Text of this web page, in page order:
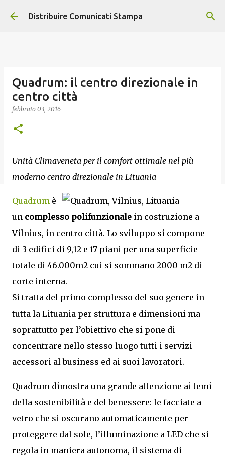
Passa ai contenuti principali
Distribuire Comunicati Stampa
Quadrum: il centro direzionale in
centro città
febbraio 03, 2016
Unità Climaveneta per il comfort ottimale nel più
moderno centro direzionale in Lituania
Quadrum è
un complesso polifunzionale in costruzione a
Vilnius, in centro città. Lo sviluppo si compone
di 3 edifici di 9,12 e 17 piani per una superficie
totale di 46.000m2 cui si sommano 2000 m2 di
corte interna.
Si tratta del primo complesso del suo genere in
tutta la Lituania per struttura e dimensioni ma
soprattutto per l’obiettivo che si pone di
concentrare nello stesso luogo tutti i servizi
accessori al business ed ai suoi lavoratori.
Quadrum dimostra una grande attenzione ai temi
della sostenibilità e del benessere: le facciate a
vetro che si oscurano automaticamente per
proteggere dal sole, l’illuminazione a LED che si
regola in maniera autonoma, il sistema di